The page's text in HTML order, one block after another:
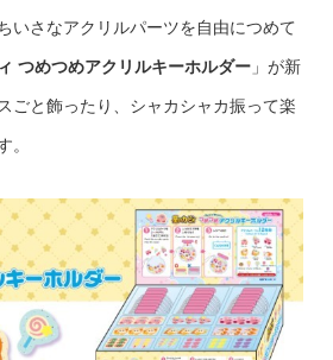
いさなアクリルパーツを自由につめて
つめつめアクリルキーホルダー」が新
ごと飾ったり、シャカシャカ振って楽
。